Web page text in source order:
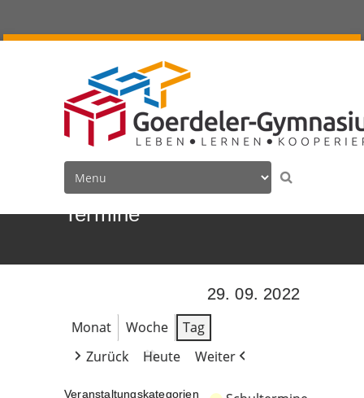
Termine
29. 09. 2022
Monat
Woche
Tag
Zurück
Heute Weiter
Veranstaltungskategorien